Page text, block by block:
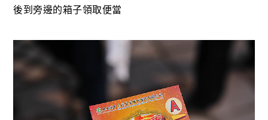
後到旁邊的箱子領取便當